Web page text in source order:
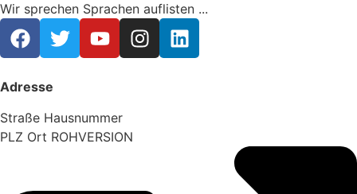
Wir sprechen Sprachen auflisten ...
Adresse
Straße Hausnummer
PLZ Ort ROHVERSION